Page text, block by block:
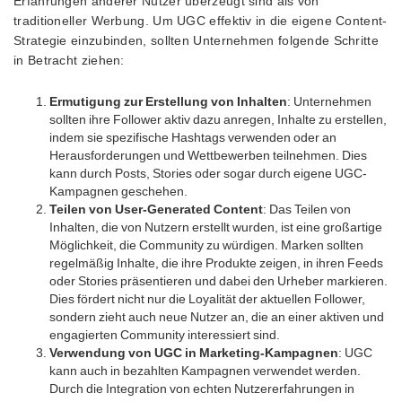
traditioneller Werbung. Um UGC effektiv in die eigene Content-
Strategie einzubinden, sollten Unternehmen folgende Schritte
in Betracht ziehen:
Ermutigung zur Erstellung von Inhalten: Unternehmen
sollten ihre Follower aktiv dazu anregen, Inhalte zu erstellen,
indem sie spezifische Hashtags verwenden oder an
Herausforderungen und Wettbewerben teilnehmen. Dies
kann durch Posts, Stories oder sogar durch eigene UGC-
Kampagnen geschehen.
Teilen von User-Generated Content: Das Teilen von
Inhalten, die von Nutzern erstellt wurden, ist eine großartige
Möglichkeit, die Community zu würdigen. Marken sollten
regelmäßig Inhalte, die ihre Produkte zeigen, in ihren Feeds
oder Stories präsentieren und dabei den Urheber markieren.
Dies fördert nicht nur die Loyalität der aktuellen Follower,
sondern zieht auch neue Nutzer an, die an einer aktiven und
engagierten Community interessiert sind.
Verwendung von UGC in Marketing-Kampagnen: UGC
kann auch in bezahlten Kampagnen verwendet werden.
Durch die Integration von echten Nutzererfahrungen in